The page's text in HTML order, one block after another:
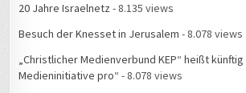
20 Jahre Israelnetz - 8.135 views
Besuch der Knesset in Jerusalem - 8.078 views
„Christlicher Medienverbund KEP“ heißt
Medieninitiative pro“ - 8.078 views